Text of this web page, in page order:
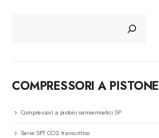
COMPRESSORI A PISTONE
Compressori a pistoni semiermetici SP
Serie SPT CO2 transcritico